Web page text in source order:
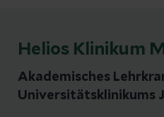
Helios Klinikum
Akademisches
Universitätsklinikums